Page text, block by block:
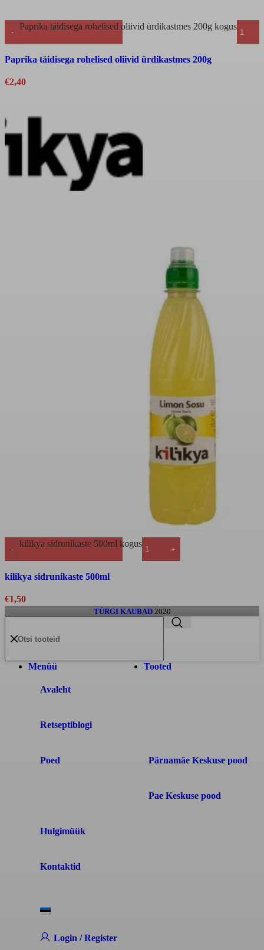
Paprika täidisega rohelised oliivid ürdikastmes 200g kogus
Paprika täidisega rohelised oliivid ürdikastmes 200g
€2,40
kilikya sidrunikaste 500ml kogus
kilikya sidrunikaste 500ml
€1,50
TÜRGI KAUBAD 2020
Menüü Tooted
Avaleht
Retseptiblogi
Poed Pärnamäe Keskuse pood
Pae Keskuse pood
Hulgimüük
Kontaktid
Login / Register